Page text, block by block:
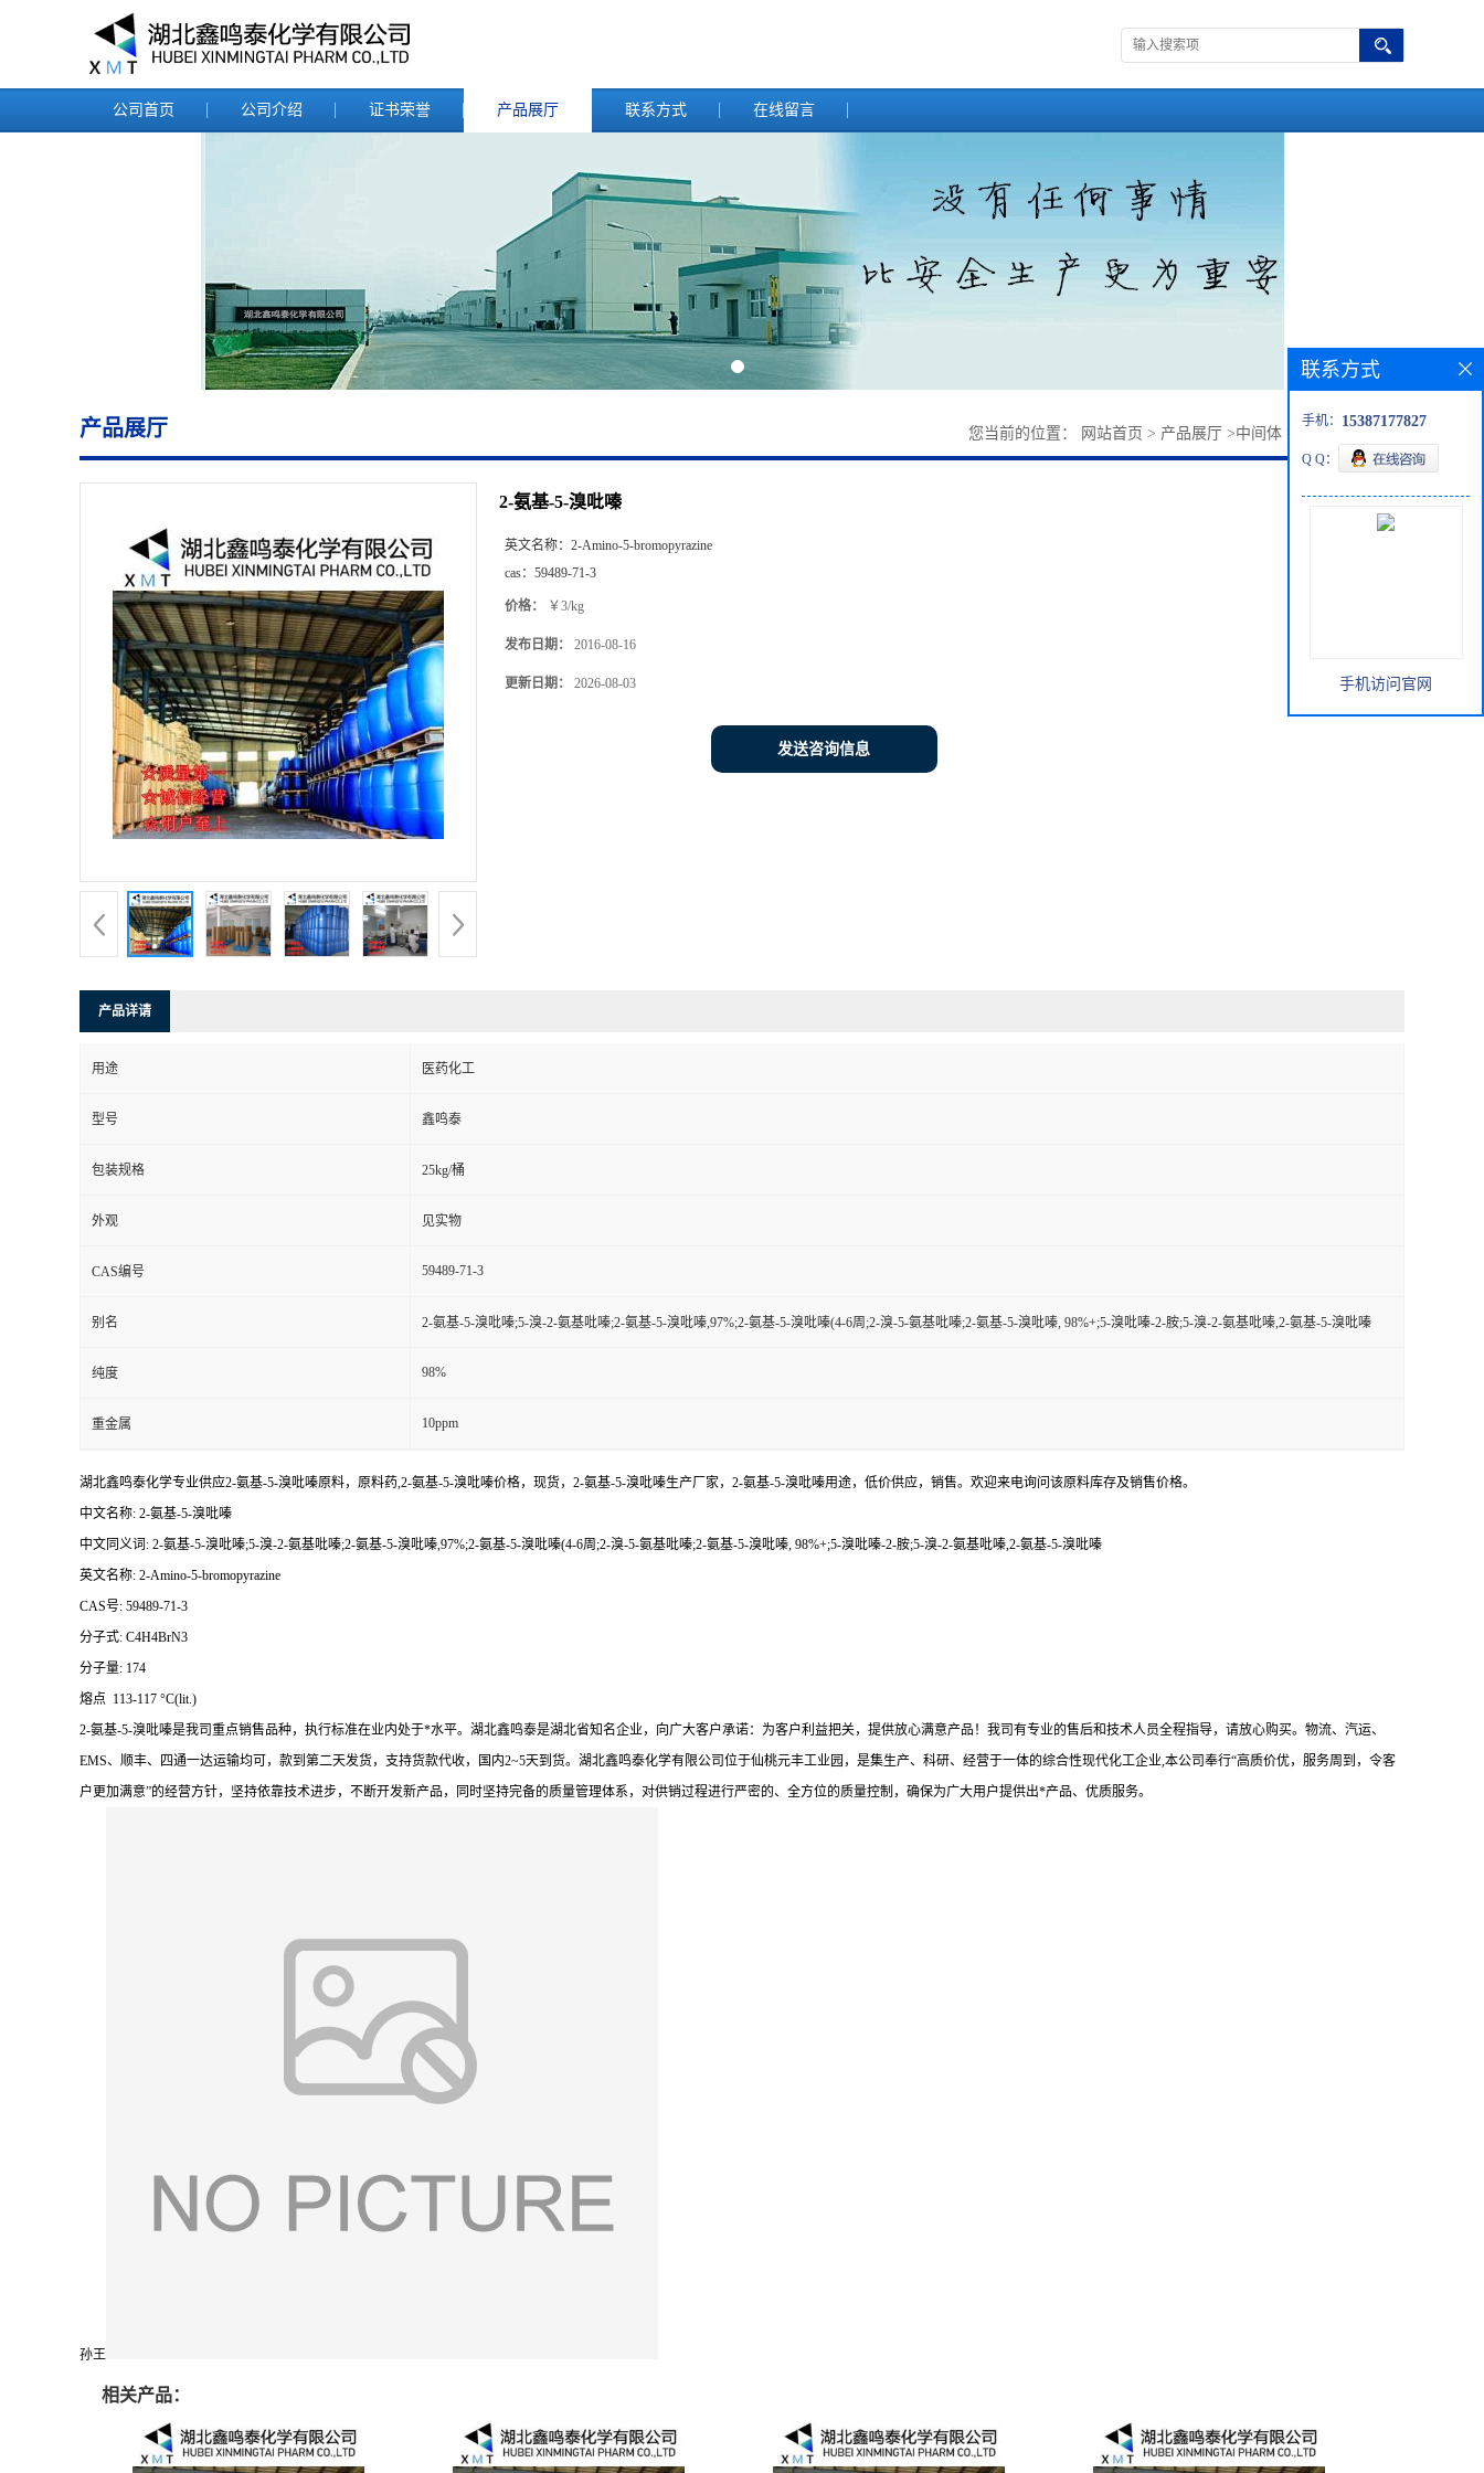
公司首页 公司介绍 证书荣誉 产品展厅 联系方式 在线留言
产品展厅 您当前的位置： 网站首页 > 产品展厅 >中间体 >
2-氨基-5-溴吡嗪
英文名称： 2-Amino-5-bromopyrazine
cas： 59489-71-3
价格： ￥3/kg
发布日期： 2016-08-16
更新日期： 2026-08-03
发送咨询信息
产品详请
用途 医药化工
型号 鑫鸣泰
包装规格 25kg/桶
外观 见实物
CAS编号 59489-71-3
别名 2-氨基-5-溴吡嗪;5-溴-2-氨基吡嗪;2-氨基-5-溴吡嗪,97%;2-氨基-5-溴吡嗪(4-6周;2-溴-5-氨基吡嗪;2-氨基-5-溴吡嗪, 98%+;5-溴吡嗪-2-胺;5-溴-2-氨基吡嗪,2-氨基-5-溴吡嗪
纯度 98%
重金属 10ppm
湖北鑫鸣泰化学专业供应2-氨基-5-溴吡嗪原料，原料药,2-氨基-5-溴吡嗪价格，现货，2-氨基-5-溴吡嗪生产厂家，2-氨基-5-溴吡嗪用途，低价供应，销售。欢迎来电询问该原料库存及销售价格。
中文名称: 2-氨基-5-溴吡嗪
中文同义词: 2-氨基-5-溴吡嗪;5-溴-2-氨基吡嗪;2-氨基-5-溴吡嗪,97%;2-氨基-5-溴吡嗪(4-6周;2-溴-5-氨基吡嗪;2-氨基-5-溴吡嗪, 98%+;5-溴吡嗪-2-胺;5-溴-2-氨基吡嗪,2-氨基-5-溴吡嗪
英文名称: 2-Amino-5-bromopyrazine
CAS号: 59489-71-3
分子式: C4H4BrN3
分子量: 174
熔点 113-117 °C(lit.)
2-氨基-5-溴吡嗪是我司重点销售品种，执行标准在业内处于*水平。湖北鑫鸣泰是湖北省知名企业，向广大客户承诺：为客户利益把关，提供放心满意产品！我司有专业的售后和技术人员全程指导，请放心购买。物流、汽运、
EMS、顺丰、四通一达运输均可，款到第二天发货，支持货款代收，国内2~5天到货。湖北鑫鸣泰化学有限公司位于仙桃元丰工业园，是集生产、科研、经营于一体的综合性现代化工企业,本公司奉行“高质价优，服务周到，令客
户更加满意”的经营方针，坚持依靠技术进步，不断开发新产品，同时坚持完备的质量管理体系，对供销过程进行严密的、全方位的质量控制，确保为广大用户提供出*产品、优质服务。
孙王
相关产品：
联系方式
手机： 15387177827
Q Q：
手机访问官网